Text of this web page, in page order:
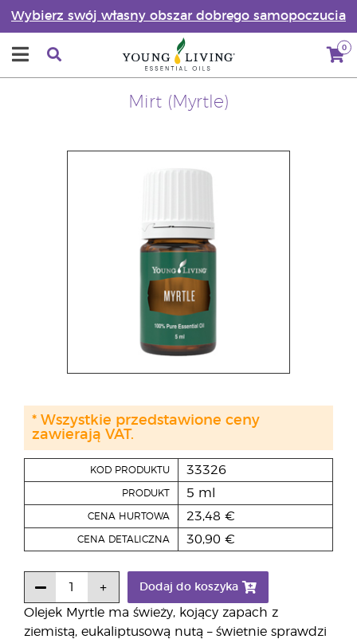
Wybierz swój własny obszar dobrego samopoczucia
0
Mirt (Myrtle)
Olejek Myrtle ma świeży, kojący zapach z
ziemistą, eukaliptusową nutą – świetnie sprawdzi
KOD PRODUKTU 33326
PRODUKT 5 ml
CENA HURTOWA 23,48 €
CENA DETALICZNA 30,90 €
Dodaj do koszyka
* Wszystkie przedstawione ceny
zawierają VAT.